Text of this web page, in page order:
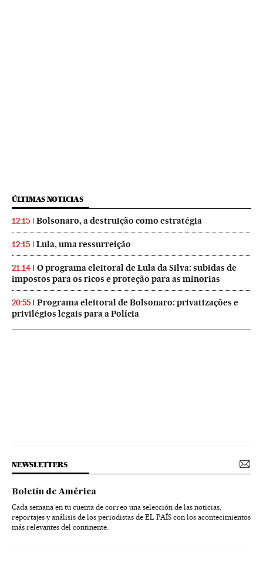
ÚLTIMAS NOTICIAS
12:15 Bolsonaro, a destruição como estratégia
12:15 Lula, uma ressurreição
21:14
O programa eleitoral de Lula da Silva: subidas de
impostos para os ricos e proteção para as minorias
20:55
Programa eleitoral de Bolsonaro: privatizações e
privilégios legais para a Polícia
NEWSLETTERS
Boletín de América
Cada semana en tu cuenta de correo una selección de las noticias,
reportajes y análisis de los periodistas de EL PAÍS con los acontecimientos
más relevantes del continente.